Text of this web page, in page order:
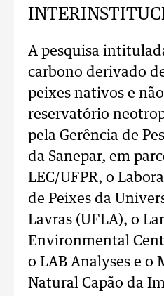
A pesquisa
carbono derivado
peixes nativos e
reservatório
pela Gerência de
da Sanepar, em
LEC/UFPR, o
de Peixes da
Lavras (UFLA), o
Environmental
o LAB Analyses e o
Natural Capão da